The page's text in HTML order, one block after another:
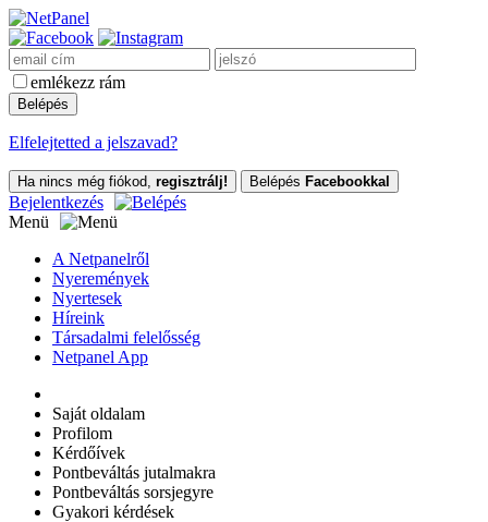
emlékezz rám
Elfelejtetted a jelszavad?
Ha nincs még fiókod, regisztrálj! Belépés Facebookkal
Bejelentkezés
Menü
A Netpanelről
Nyeremények
Nyertesek
Híreink
Társadalmi felelősség
Netpanel App
Saját oldalam
Profilom
Kérdőívek
Pontbeváltás jutalmakra
Pontbeváltás sorsjegyre
Gyakori kérdések